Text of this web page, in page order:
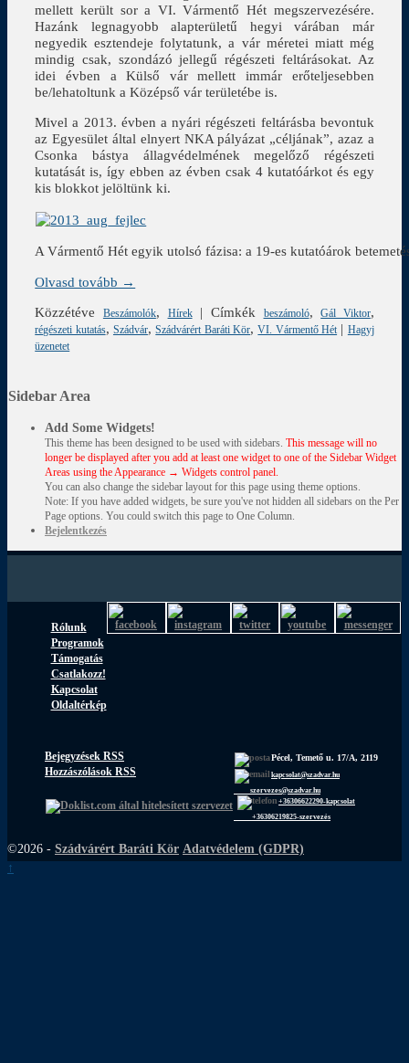
mellett került sor a VI. Vármentő Hét megszervezésére.
Hazánk legnagyobb alapterületű hegyi várában már
negyedik esztendeje folytatunk, a vár méretei miatt még
mindig csak, szondázó jellegű régészeti feltárásokat. Az
idei évben a Külső vár mellett immár erőteljesebben
be/lehatoltunk a Középső vár területébe is.
Mivel a 2013. évben a nyári régészeti feltárásba bevontuk
az Egyesület által elnyert NKA pályázat „céljának”, azaz a
Csonka bástya állagvédelmének megelőző régészeti
kutatását is, így ebben az évben csak 4 kutatóárkot és egy
kis blokkot jelöltünk ki.
A Vármentő Hét egyik utolsó fázisa: a 19-es kutatóárok
Olvasd tovább →
Közzétéve
Beszámolók, Hírek| Címkék beszámoló,Gál Viktor,
régészeti kutatás, Szádvár,Szádvárért Baráti Kör,VI. Vármentő Hét | Hagyj
üzenetet
Sidebar Area
Add Some Widgets!
This theme has been designed to be used with sidebars. This message will no
longer be displayed after you add at least one widget to one of the Sidebar Widget
Areas using the Appearance → Widgets control panel.
You can also change the sidebar layout for this page using theme options.
Note: If you have added widgets, be sure you've not hidden all sidebars on the Per
Page options. You could switch this page to One Column.
Bejelentkezés
Rólunk
Programok
Támogatás
Csatlakozz!
Kapcsolat
Oldaltérkép
Bejegyzések RSS
Hozzászólások RSS
Pécel, Temető u. 17/A, 2119
kapcsolat@szadvar.hu
szervezes@szadvar.hu
+36306622290-kapcsolat
+36306219825-szervezés
©2026 - Szádvárért Baráti Kör Adatvédelem (GDPR)
↑